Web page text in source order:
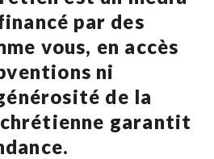
par des
vous, en accès
ni
de la
garantit